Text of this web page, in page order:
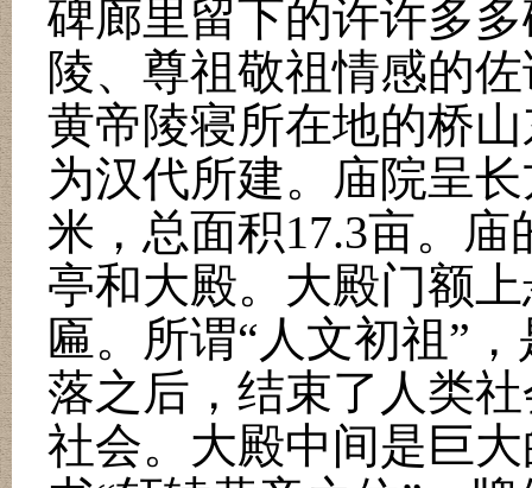
碑廊里留下的许许多
陵、尊祖敬祖情感的
黄帝陵寝所在地的桥
为汉代所建。庙院呈
米，总面积17.3亩。庙
亭和大殿。大殿门额
匾。所谓“人文初祖 ”
落之后，结束了人类
社会。大殿中间是巨